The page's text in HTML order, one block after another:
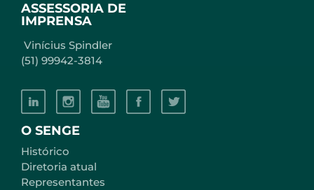
O SENGE
Histórico
Diretoria atual
Representantes
ASSESSORIA DE
IMPRENSA
Vinícius Spindler
(51) 99942-3814